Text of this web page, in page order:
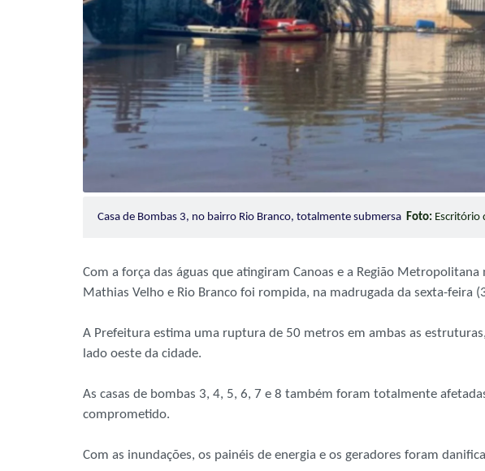
Casa de Bombas 3, no bairro Rio Branco, totalmente submersa Foto: Escritório
Com a força das águas que atingiram Canoas e a Região
Mathias Velho e Rio Branco foi rompida, na madrugada da sexta-feira
A Prefeitura estima uma ruptura de 50 metros em ambas as
lado oeste da cidade.
As casas de bombas 3, 4, 5, 6, 7 e 8 também foram totalmente
comprometido.
Com as inundações, os painéis de energia e os geradores foram